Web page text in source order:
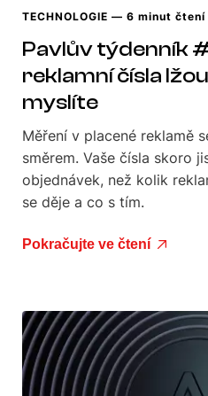
TECHNOLOGIE — 6 minut čtení
Pavlův týdenník
reklamní čísla
myslíte
Měření v placené reklamě
směrem. Vaše čísla skoro
objednávek, než kolik
se děje a co s tím.
Pokračujte ve čtení